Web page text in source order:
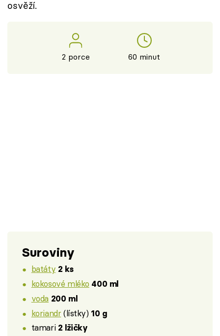
osvěží.
2 porce 60 minut
Suroviny
batáty 2 ks
kokosové mléko 400 ml
voda 200 ml
koriandr(lístky) 10 g
tamari 2 lžičky